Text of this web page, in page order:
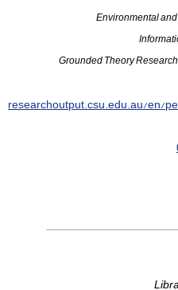
Environmental
Grounded Theory
researchoutput.csu.edu.au/en/